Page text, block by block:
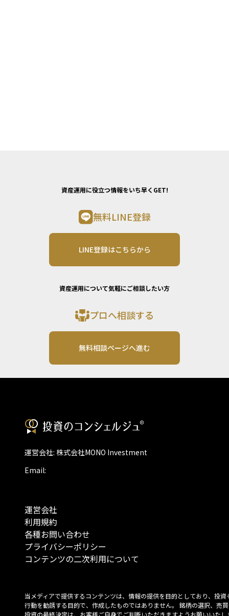
資産運用に役立つ情報をいち早くGET!
無料LINE登録
LINE登録はこちらから
資産運用について気軽にご相談したい方
プロへ相談する
無料相談ページへ進む
運営会社: 株式会社MONO Investment
Email:
運営会社
利用規約
各種お問い合わせ
プライバシーポリシー
コンテンツの二次利用について
当メディアで提供するコンテンツは、情報の提供を目的としており、投資
行動を勧誘する目的で、作成したものではありません。 銘柄の選択、売
投資の最終決定は、お客様ご自身でご判断いただきますようお願いいたし